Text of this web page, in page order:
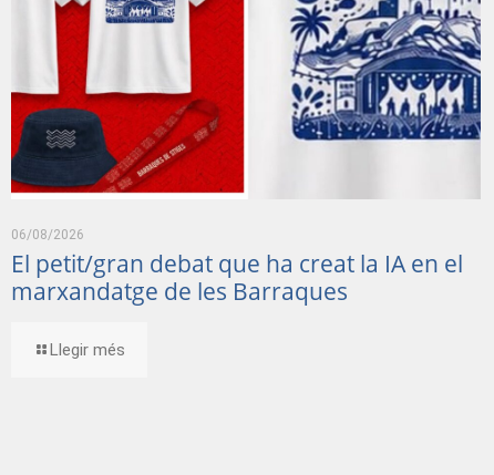
06/08/2026
El petit/gran debat que ha creat la IA en el
marxandatge de les Barraques
Llegir més